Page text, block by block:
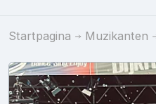
Startpagina Muzikanten